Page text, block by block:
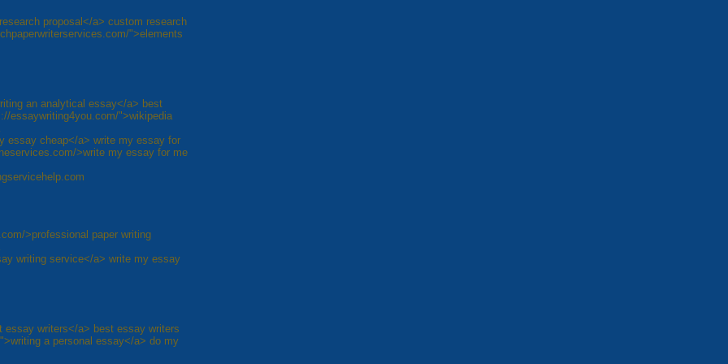
proposal</a> custom research
">elements
an analytical essay</a> best
essaywriting4you.com/">wikipedia
essay cheap</a> write my essay for
>write my essay for me
>professional paper writing
writing service</a> write my essay
writers</a> best essay writers
a personal essay</a> do my